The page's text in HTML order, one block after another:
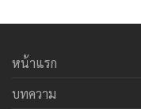
หน้าแรก
บทความ